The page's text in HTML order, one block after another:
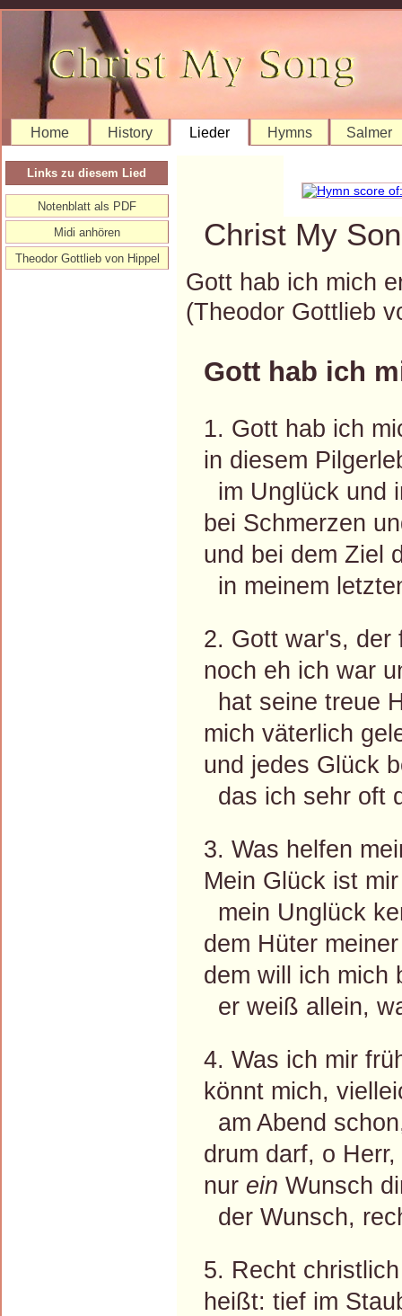
Home History Lieder Hymns Salmer
Christ My
Gott hab ich mich
(Theodor Gottlieb
Gott hab ich
1. Gott hab ich
in diesem
im Unglück und
bei Schmerzen
und bei dem Ziel
in meinem
2. Gott war's, der
noch eh ich war
hat seine treue
mich väterlich
und jedes Glück
das ich sehr oft
3. Was helfen
Mein Glück ist
mein Unglück
dem Hüter
dem will ich mich
er weiß allein,
4. Was ich mir
könnt mich,
am Abend
drum darf, o
nur ein Wunsch
der Wunsch,
5. Recht
heißt: tief im
Links zu diesem Lied
Notenblatt als PDF
Midi anhören
Theodor Gottlieb von Hippel